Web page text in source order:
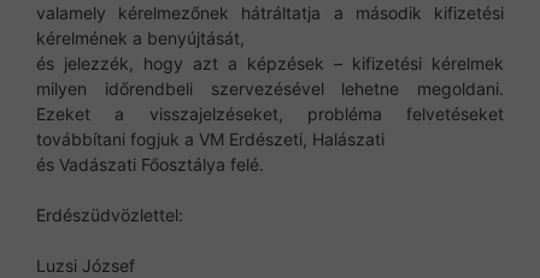
valamely kérelmezőnek hátráltatja a második kifizetési
kérelmének a benyújtását,
és jelezzék, hogy azt a képzések – kifizetési kérelmek
milyen időrendbeli szervezésével lehetne megoldani.
Ezeket a visszajelzéseket, probléma felvetéseket
továbbítani fogjuk a VM Erdészeti, Halászati
és Vadászati Főosztálya felé.
Erdészüdvözlettel:
Luzsi József